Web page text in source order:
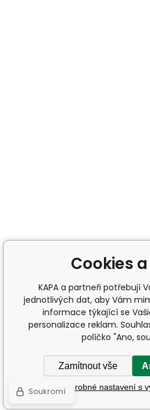
Cookies a
KAPA a partneři potřebují
jednotlivých dat, aby Vám
informace týkající se
personalizace reklam.
políčko "Ano,
Zamítnout vše
Podrobné nastavení s
Soukromí